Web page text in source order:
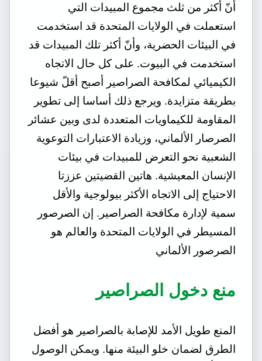
أنّ أكثر من ثلث مجموع المبيدات التي
استعملت في الولايات المتحدة قد استخدمت
في البيئات الحضرية، وأنّ أكثر تلك المبيدات قد
استخدمت في البيوت. على كل حال الاتجاه
الكيميائي لمكافحة الصراصير أصبح أقلّ شيوعا
بطريقة متزايدة. ويرجع ذلك أساسا إلى تطوير
المقاومة للكيماويات المتعددة لدى وبين عشائر
الصرصار الألماني، وزيادة الاعتبارات التوعوية
الشعبية نحو التعرض للمبيدات في بيئات
الإنسان المعيشية. هاتين القضيتين عززتا
الاحتياج إلى الاتجاه الأكثر بيولوجية والأقل
سمية لإدارة مكافحة الصراصير. إن الصرصور
المسيطر في الولايات المتحدة والعالم هو
الصرصور الألماني
منع دخول الصراصير
المنع طويل الأمد للإصابة بالصراصير هو أفضل
الطرق لضمان خلو البيئة منها. ويمكن الوصول